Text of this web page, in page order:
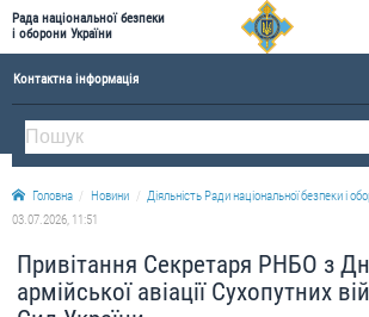
Рада національної безпеки
і оборони України
Контактна інформація
ПРО РНБОУ
Склад Ради національної безпеки і оборони України
Апарат Ради національної безпеки і оборони України
Історична довідка про діяльність Ради національної безпеки і
Головна Новини
Діяльність Ради національної безпеки і
03.07.2026, 11:51
Привітання Секретаря РНБО з
армійської авіації Сухопутних